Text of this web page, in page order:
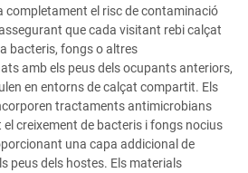
completament el risc de contaminació
que cada visitant rebi calçat
bacteris, fongs o altres
amb els peus dels ocupants anteriors,
en entorns de calçat compartit. Els
tractaments antimicrobians
creixement de bacteris i fongs nocius
una capa addicional de
peus dels hostes. Els materials